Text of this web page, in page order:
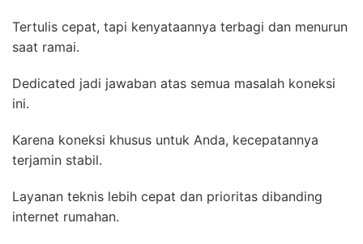
Tertulis cepat, tapi kenyataannya terbagi dan menurun
saat ramai.
Dedicated jadi jawaban atas semua masalah koneksi
ini.
Karena koneksi khusus untuk Anda, kecepatannya
terjamin stabil.
Layanan teknis lebih cepat dan prioritas dibanding
internet rumahan.